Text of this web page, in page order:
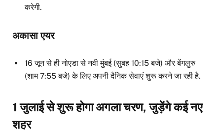
करेगी.
अकासा एयर
16 जून से ही नोएडा से नवी मुंबई (सुबह 10:15 बजे) और बेंगलुरु
(शाम 7:55 बजे) के लिए अपनी दैनिक सेवाएं शुरू करने जा रही है.
1 जुलाई से शुरू होगा अगला चरण, जुड़ेंगे कई नए
शहर